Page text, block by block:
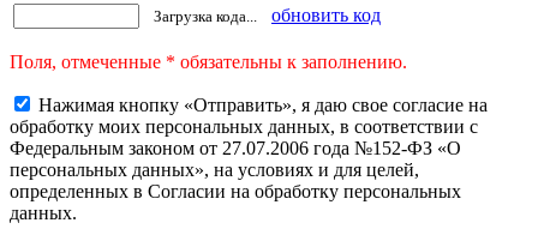
Загрузка кода... обновить код
Поля, отмеченные * обязательны к заполнению.
Нажимая кнопку «Отправить», я даю свое согласие на
обработку моих персональных данных, в соответствии с
Федеральным законом от 27.07.2006 года №152-ФЗ «О
персональных данных», на условиях и для целей,
определенных в Согласии на обработку персональных
данных.